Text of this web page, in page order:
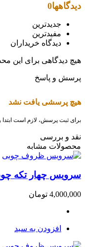
دیدگاهها0
جدیدترین
مفیدترین
دیدگاه خریداران
هیچ دیدگاهی برای این
پرسش و پاسخ
هیچ پرسشی یافت نشد
برای ثبت پرسش، لازم است
نقد و بررسی
محصولات مشابه
سرویس چهار تکه
4,000,000 تومان
افزودن به سبد